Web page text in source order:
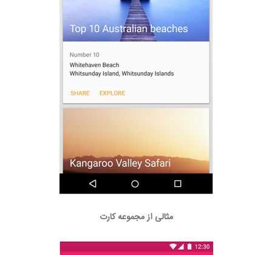
مثالی از مجموعه کارت